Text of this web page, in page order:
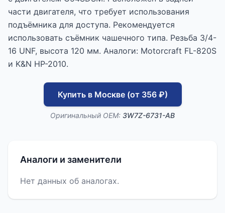
части двигателя, что требует использования
подъёмника для доступа. Рекомендуется
использовать съёмник чашечного типа. Резьба 3/4-
16 UNF, высота 120 мм. Аналоги: Motorcraft FL-820S
и K&N HP-2010.
Купить в Москве (от 356 ₽)
Оригинальный OEM: 3W7Z-6731-AB
Аналоги и заменители
Нет данных об аналогах.